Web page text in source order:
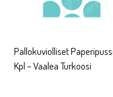
Pallokuviolliset
Kpl – Vaalea Turkoosi